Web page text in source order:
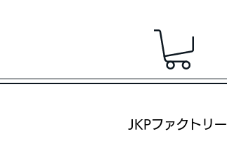
JKPファクトリー